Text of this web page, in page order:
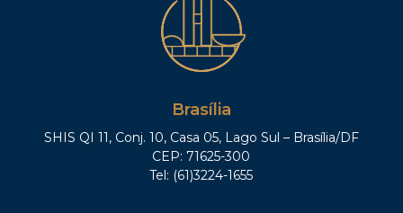
Brasília
SHIS QI 11, Conj. 10, Casa 05, Lago Sul – Brasília/DF
CEP: 71625-300
Tel: (61)3224-1655